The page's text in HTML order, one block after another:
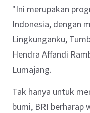
"Ini merupakan
Indonesia, dengan
Lingkunganku,
Hendra Affandi
Lumajang.
Tak hanya untuk
bumi, BRI berharap